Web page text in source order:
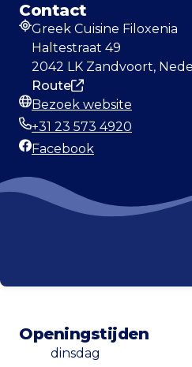
Contact
Adres
Greek Cuisine Filoxenia
Haltestraat 49
2042 LK Zandvoort,
Route
Website
Bezoek website
Telefoonnummer
+31 23 573 4920
Facebook
Openingstijden
dinsdag